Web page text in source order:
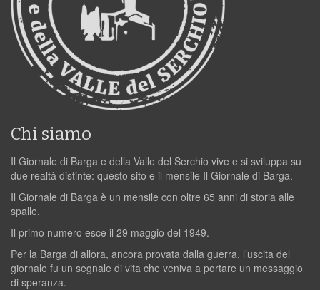
Chi siamo
Il Giornale di Barga e della Valle del Serchio vive e si sviluppa su
due realtà distinte: questo sito e il mensile Il Giornale di Barga.
Il Giornale di Barga è un mensile con oltre 65 anni di storia alle
spalle.
Il primo numero esce il 29 maggio del 1949.
Per la Barga di allora, ancora provata dalla guerra, l’uscita del
giornale fu un segnale di vita che veniva a portare un messaggio
di speranza.